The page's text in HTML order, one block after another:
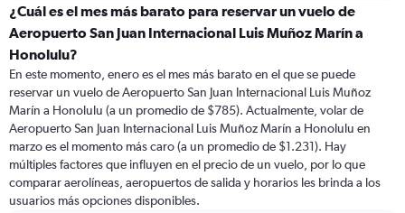
categories.
Range:
91
categories.
The
chart
has
1
Y
axis
displaying
values.
¿Cuál es el mes más barato para reservar un vuelo de
Aeropuerto San Juan Internacional Luis Muñoz Marín a
Honolulu?
En este momento, enero es el mes más barato en el que se puede
reservar un vuelo de Aeropuerto San Juan Internacional Luis Muñoz
Marín a Honolulu (a un promedio de $785). Actualmente, volar de
Aeropuerto San Juan Internacional Luis Muñoz Marín a Honolulu en
marzo es el momento más caro (a un promedio de $1.231). Hay
múltiples factores que influyen en el precio de un vuelo, por lo que
comparar aerolíneas, aeropuertos de salida y horarios les brinda a los
usuarios más opciones disponibles.